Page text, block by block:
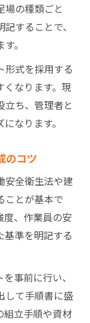
場の種類ごと
することで、
。
形式を採用する
くなります。現
立ち、管理者と
なります。
のコツ
安全衛生法や建
ことが基本で
度、作業員の安
基準を明記する
事前に行い、
して手順書に盛
組立手順や資材